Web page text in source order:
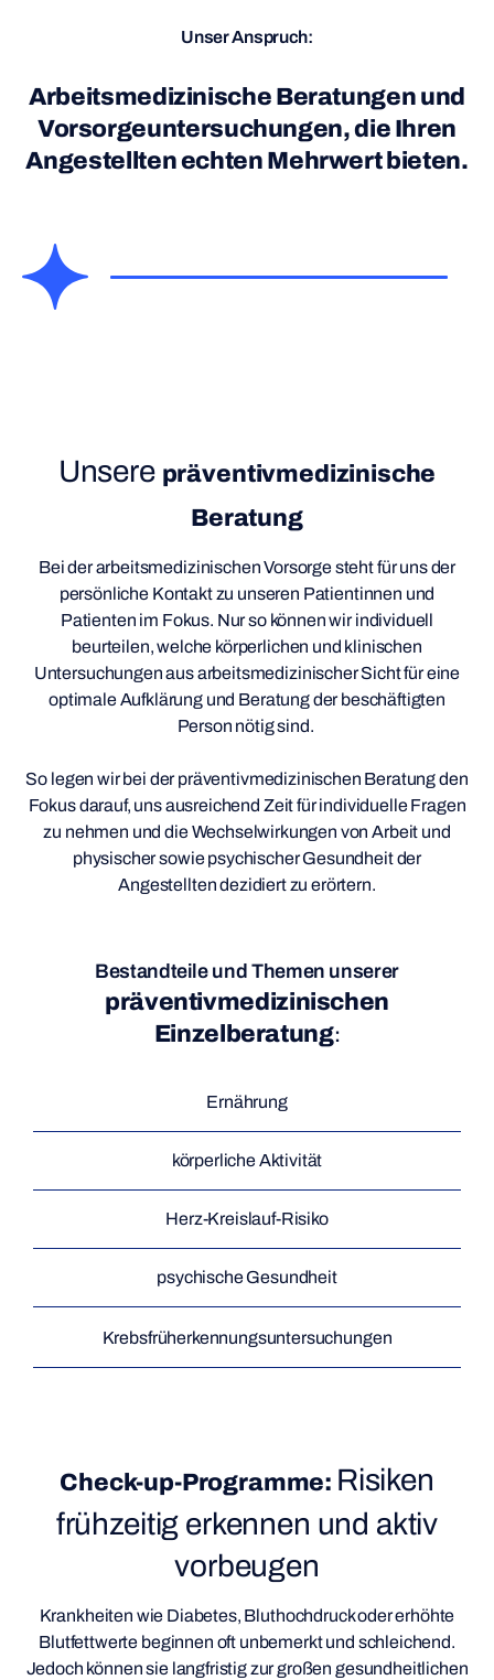
Unser Anspruch:
Arbeitsmedizinische Beratungen und
Vorsorgeuntersuchungen, die Ihren
Angestellten echten Mehrwert bieten.
Unsere präventivmedizinische
Beratung
Bei der arbeitsmedizinischen Vorsorge steht für uns der
persönliche Kontakt zu unseren Patientinnen und
Patienten im Fokus. Nur so können wir individuell
beurteilen, welche körperlichen und klinischen
Untersuchungen aus arbeitsmedizinischer Sicht für eine
optimale Aufklärung und Beratung der beschäftigten
Person nötig sind.
So legen wir bei der präventivmedizinischen Beratung den
Fokus darauf, uns ausreichend Zeit für individuelle Fragen
zu nehmen und die Wechselwirkungen von Arbeit und
physischer sowie psychischer Gesundheit der
Angestellten dezidiert zu erörtern.
Bestandteile und Themen unserer
präventivmedizinischen
Einzelberatung:
Ernährung
körperliche Aktivität
Herz-Kreislauf-Risiko
psychische Gesundheit
Krebsfrüherkennungsuntersuchungen
Check-up-Programme: Risiken
frühzeitig erkennen und aktiv
vorbeugen
Krankheiten wie Diabetes, Bluthochdruck oder erhöhte
Blutfettwerte beginnen oft unbemerkt und schleichend.
Jedoch können sie langfristig zur großen gesundheitlichen